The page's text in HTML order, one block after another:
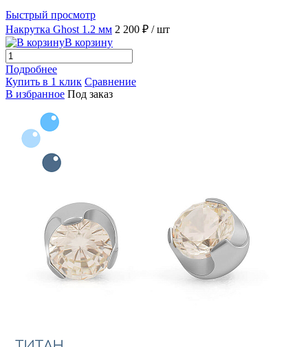
Быстрый просмотр
Накрутка Ghost 1.2 мм 2 200 ₽ / шт
В корзину
Подробнее
Купить в 1 клик Сравнение
В избранное Под заказ